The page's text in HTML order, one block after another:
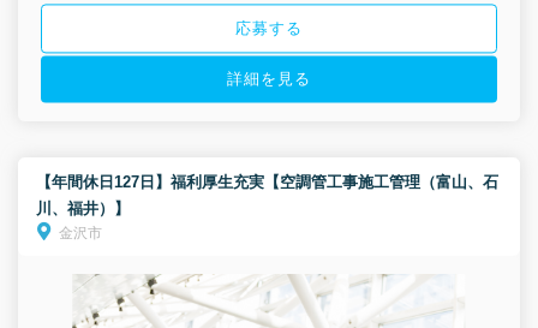
応募する
詳細を見る
【年間休日127日】福利厚生充実【空調管工事施工管理（富山、石
川、福井）】
金沢市